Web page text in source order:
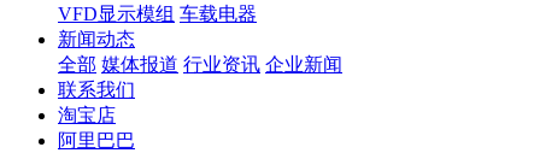
VFD显示模组 车载电器
新闻动态
全部 媒体报道 行业资讯 企业新闻
联系我们
淘宝店
阿里巴巴